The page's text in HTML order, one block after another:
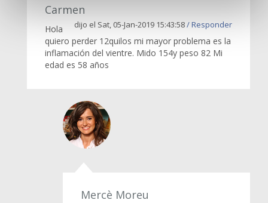
Carmen
dijo el Sat, 05-Jan-2019 15:43:58/ Responder
Hola
quiero perder 12quilos mi mayor problema es la
inflamación del vientre. Mido 154y peso 82 Mi
edad es 58 años
Mercè Moreu